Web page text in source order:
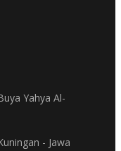
Yahya Al-
- Jawa